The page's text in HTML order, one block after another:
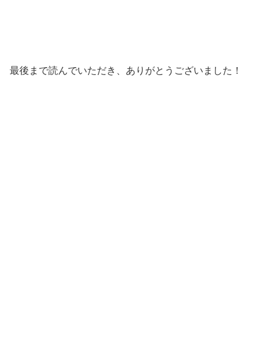
最後まで読んでいただき、ありがとうございました！